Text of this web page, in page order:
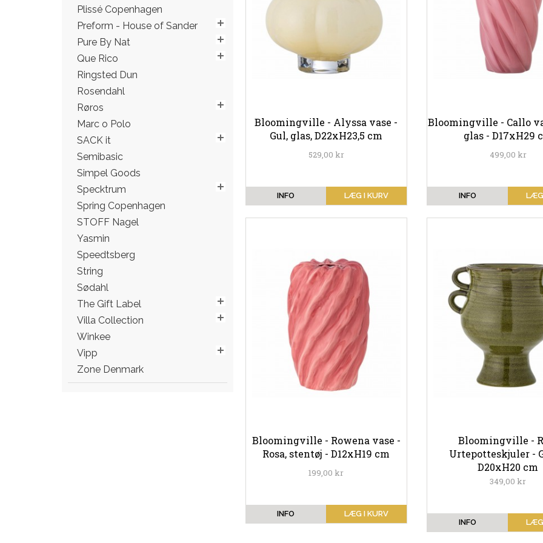
Plissé Copenhagen
Preform - House of Sander
Pure By Nat
Que Rico
Ringsted Dun
Rosendahl
Røros
Marc o Polo
SACK it
Semibasic
Simpel Goods
Specktrum
Spring Copenhagen
STOFF Nagel
Yasmin
Speedtsberg
String
Sødahl
The Gift Label
Villa Collection
Winkee
Vipp
Zone Denmark
Bloomingville - Alyssa vase -
Gul, glas, D22xH23,5 cm
529,00 kr
LÆG I KURV
INFO
Bloomingville - Callo
glas - D17xH29
499,00 kr
LÆG
INFO
Bloomingville - Rowena vase -
Rosa, stentøj - D12xH19 cm
199,00 kr
LÆG I KURV
INFO
Bloomingville -
Urtepotteskjuler -
D20xH20 cm
349,00 kr
LÆG
INFO